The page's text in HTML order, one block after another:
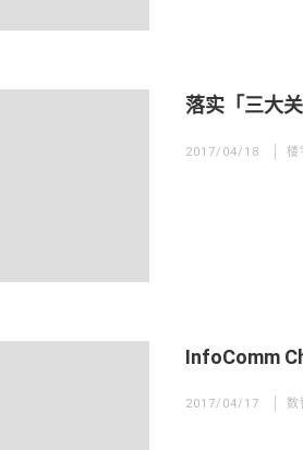
落实「三大
2017/04/18 楼
InfoComm
2017/04/17 数